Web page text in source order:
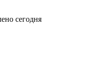
сегодня